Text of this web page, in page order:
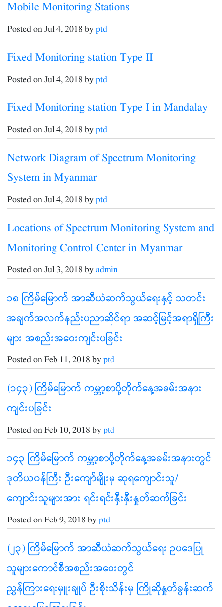
Mobile Monitoring Stations
Posted on Jul 4, 2018 byptd
Fixed Monitoring station Type II
Posted on Jul 4, 2018 byptd
Fixed Monitoring station Type I in Mandalay
Posted on Jul 4, 2018 byptd
Network Diagram of Spectrum Monitoring
System in Myanmar
Posted on Jul 4, 2018 byptd
Locations of Spectrum Monitoring System and
Monitoring Control Center in Myanmar
Posted on Jul 3, 2018 byadmin
၁၈ ကြိမ်မြောက် အာဆီယံဆက်သွယ်ရေးနှင့် သတင်း
အချက်အလက်နည်းပညာဆိုင်ရာ အဆင့်မြင့်အရာရှိကြီး
များ အစည်းအဝေးကျင်းပခြင်း
Posted on Feb 11, 2018 byptd
(၁၄၃) ကြိမ်မြောက် ကမ္ဘာ့စာပို့တိုက်နေ့အခမ်းအနား
ကျင်းပခြင်း
Posted on Feb 10, 2018 byptd
၁၄၃ ကြိမ်မြောက် ကမ္ဘာ့စာပို့တိုက်နေ့အခမ်းအနားတွင်
ဒုတိယ၀န်ကြီး ဦးကျော်မျိုးမှ ဆုရကျောင်းသူ/
ကျောင်းသူများအား ရင်းရင်းနှီးနှီးနှုတ်ဆက်ခြင်း
Posted on Feb 9, 2018 byptd
(၂၃) ကြိမ်မြောက် အာဆီယံဆက်သွယ်ရေး ဥပဒေပြု
သူများကောင်စီအစည်းအဝေးတွင်
ညွှန်ကြားရေးမှူးချုပ် ဦးစိုးသိန်းမှ ကြိုဆိုနှုတ်ခွန်းဆက်